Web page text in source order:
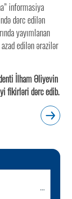
İlham Əliyevin
fikirləri dərc edib.
informasiya
dərc edilən
yayımlanan
edilən ərazilər